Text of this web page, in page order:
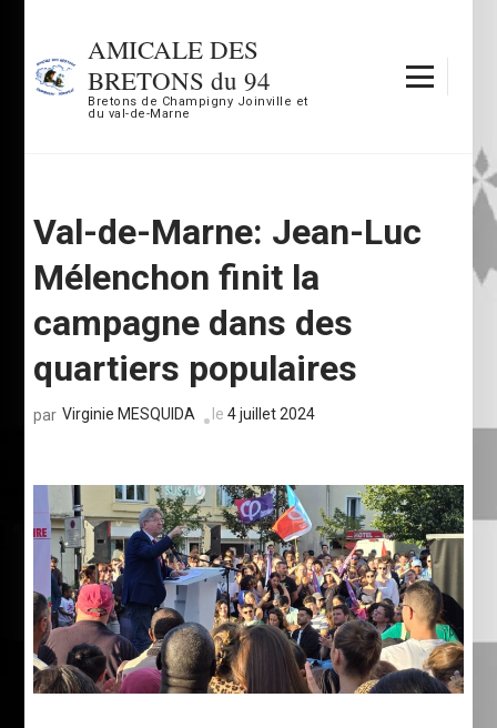
contenu
(Pressez
AMICALE DES
BRETONS du 94
Bretons de Champigny Joinville et
du val-de-Marne
Val-de-Marne: Jean-Luc
Mélenchon finit la
campagne dans des
quartiers populaires
par Virginie MESQUIDA le4 juillet 2024